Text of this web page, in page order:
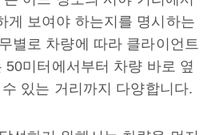
게 보여야 하는지를 명시하는
별로 차량에 따라 클라이언트
50미터에서부터 차량 바로 옆
있는 거리까지 다양합니다.